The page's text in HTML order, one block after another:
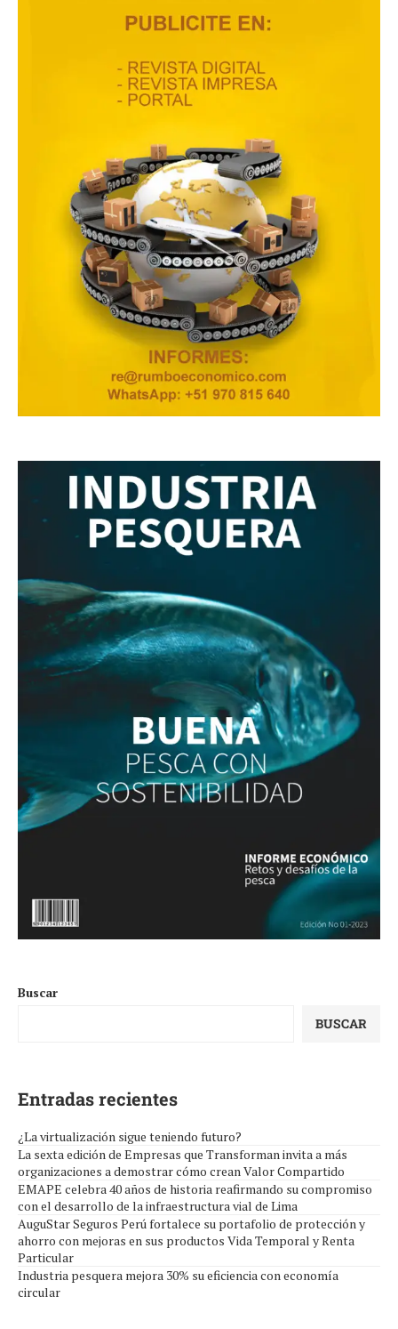
Buscar
BUSCAR
Entradas recientes
¿La virtualización sigue teniendo futuro?
La sexta edición de Empresas que Transforman invita a más
organizaciones a demostrar cómo crean Valor Compartido
EMAPE celebra 40 años de historia reafirmando su compromiso
con el desarrollo de la infraestructura vial de Lima
AuguStar Seguros Perú fortalece su portafolio de protección y
ahorro con mejoras en sus productos Vida Temporal y Renta
Particular
Industria pesquera mejora 30% su eficiencia con economía
circular